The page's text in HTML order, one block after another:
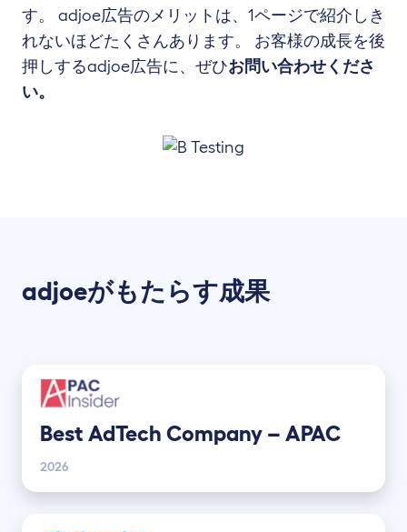
す。 adjoe広告のメリットは、1ページで紹介しき
れないほどたくさんあります。 お客様の成長を後
押しするadjoe広告に、ぜひお問い合わせくださ
い。
adjoeがもたらす成果
Best AdTech Company – APAC
2026